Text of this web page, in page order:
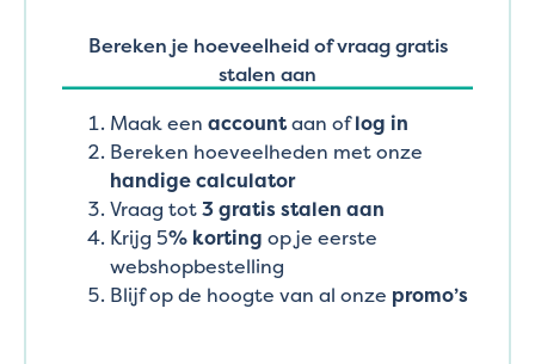
Bereken je hoeveelheid of vraag gratis
stalen aan
Maak een accountaan oflog in
Bereken hoeveelheden met onze
handige calculator
Vraag tot3 gratis stalen aan
Krijg 5% korting op je eerste
webshopbestelling
Blijf op de hoogte van al onze promo’s